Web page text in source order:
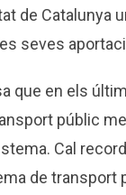
de Catalunya
seves
que en els
públic
Cal
de transport